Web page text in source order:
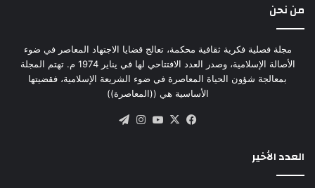
من نحن
مجلة فصلية فكرية ثقافية محكمة، تعالج قضايا الاجتهاد المعاصر في ضوء
الأصالة الإسلامية، وصدر العدد الافتتاحي لها في يناير 1974 م. تهتم المجلة
بمعالجة شؤون الحياة المعاصرة في ضوء الشريعة الإسلامية، فقضيتها
الأساسية هي ((المعاصرة))
فيسبوك
‫X
‫YouTube
انستقرام
العدد الأخير